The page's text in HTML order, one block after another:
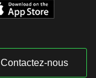
Contactez-nous